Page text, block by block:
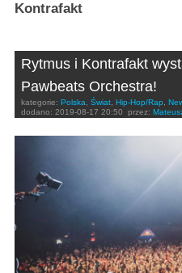
Kontrafakt
Rytmus i Kontrafakt
Pawbeats Orchestra!
kategorie: Polska, Świat, Hip-Hop/Rap,
dodano: 2019-08-17 20:50 przez: